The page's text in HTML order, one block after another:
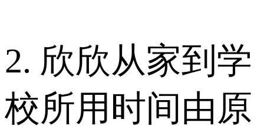
2. 欣欣从家到学
校所用时间由原